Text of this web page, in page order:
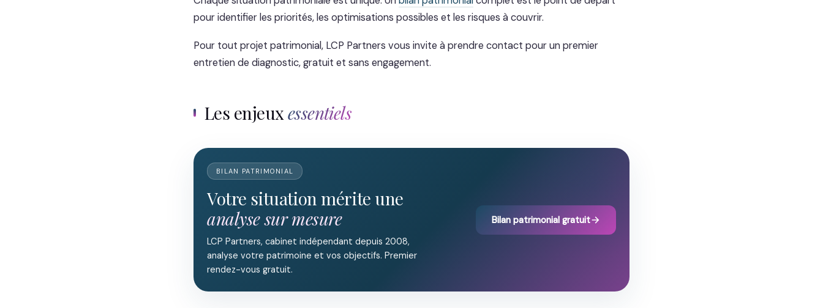
pour identifier les priorités, les optimisations possibles et les risques à couvrir.
Pour tout projet patrimonial, LCP Partners vous invite à prendre contact pour un premier
entretien de diagnostic, gratuit et sans engagement.
Les enjeuxessentiels
BILAN PATRIMONIAL
Votre situation mérite une
analyse sur mesure
LCP Partners, cabinet indépendant depuis 2008,
analyse votre patrimoine et vos objectifs. Premier
rendez-vous gratuit.
Bilan patrimonial gratuit